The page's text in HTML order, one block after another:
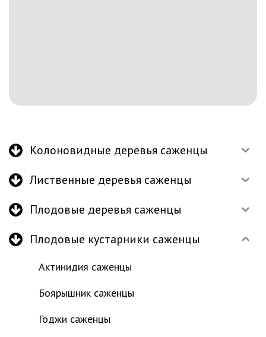
Колоновидные деревья саженцы
Лиственные деревья саженцы
Плодовые деревья саженцы
Плодовые кустарники саженцы
Актинидия саженцы
Боярышник саженцы
Годжи саженцы